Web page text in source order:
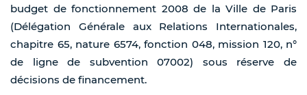
budget de fonctionnement 2008 de la Ville de Paris
(Délégation Générale aux Relations Internationales,
chapitre 65, nature 6574, fonction 048, mission 120, n°
de ligne de subvention 07002) sous réserve de
décisions de financement.